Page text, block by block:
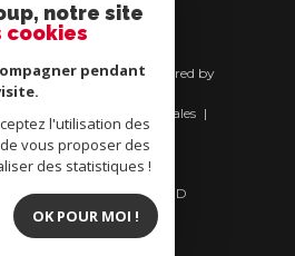
| Traduction powered by
Google |
Mentions légales
Nos liens
son bien immobilier
son bien immobilier
Cookies Charte RGPD
notre site
cookies
pendant
l'utilisation des
vous proposer des
des statistiques !
OK POUR MOI !